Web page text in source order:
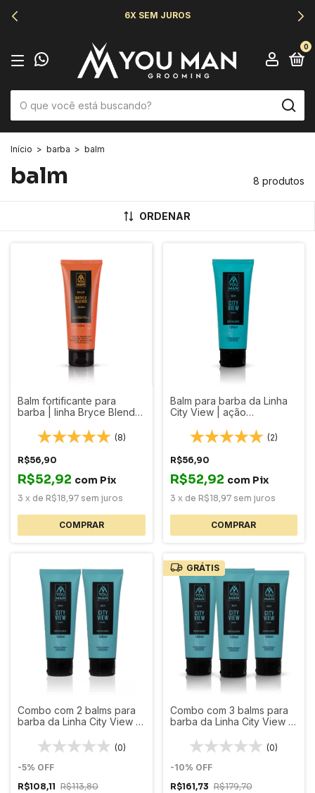
6X SEM JUROS
0
Início > barba > balm
balm 8 produtos
ORDENAR
Balm fortificante para
barba | linha Bryce Blend |
(8)
R$56,90
R$52,92 com Pix
3 x de R$18,97 sem juros
Balm para barba da Linha
City View | ação
(2)
R$56,90
R$52,92 com Pix
3 x de R$18,97 sem juros
Combo com 2 balms para
barba da Linha City View |
(0)
-5% OFF
R$108,11 R$113,80
GRÁTIS
Combo com 3 balms para
barba da Linha City View |
(0)
-10% OFF
R$161,73 R$179,70